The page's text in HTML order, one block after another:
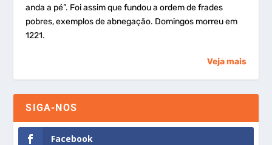
anda a pé”. Foi assim que fundou a ordem de frades
pobres, exemplos de abnegação. Domingos morreu em
1221.
Veja mais
SIGA-NOS
Facebook